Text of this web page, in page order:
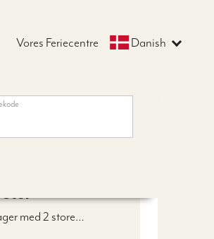
Vores Feriecentre Danish
med 2 store